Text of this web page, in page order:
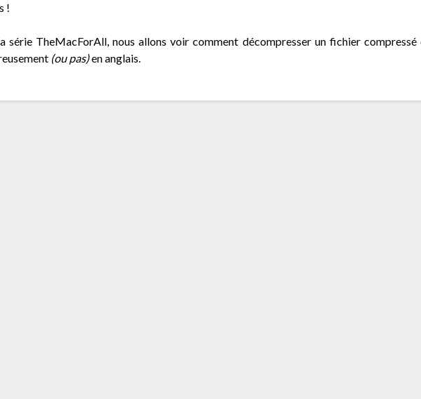
!
série TheMacForAll, nous allons voir comment décompresser un fichier
(ou pas)en anglais.